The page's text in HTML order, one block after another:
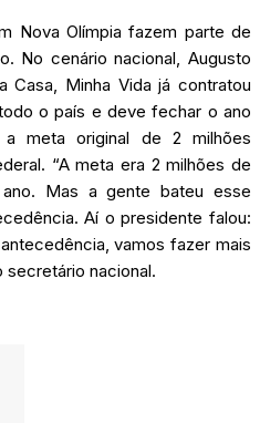
Nova Olímpia fazem parte de
No cenário nacional, Augusto
Casa, Minha Vida já contratou
o país e deve fechar o ano
meta original de 2 milhões
“A meta era 2 milhões de
Mas a gente bateu esse
Aí o presidente falou:
vamos fazer mais
secretário nacional.